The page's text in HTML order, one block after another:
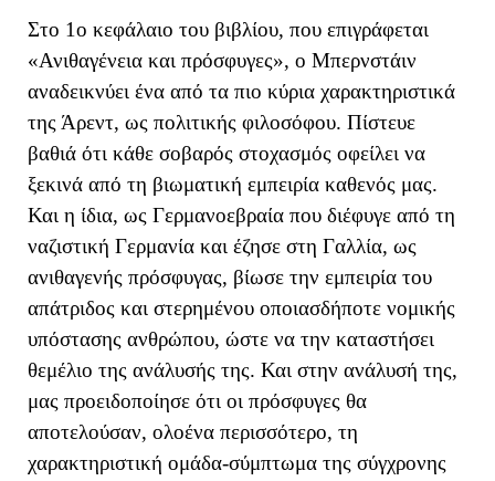
Στο 1ο κεφάλαιο του βιβλίου, που επιγράφεται
«Ανιθαγένεια και πρόσφυγες», ο Μπερνστάιν
αναδεικνύει ένα από τα πιο κύρια χαρακτηριστικά
της Άρεντ, ως πολιτικής φιλοσόφου. Πίστευε
βαθιά ότι κάθε σοβαρός στοχασμός οφείλει να
ξεκινά από τη βιωματική εμπειρία καθενός μας.
Και η ίδια, ως Γερμανοεβραία που διέφυγε από τη
ναζιστική Γερμανία και έζησε στη Γαλλία, ως
ανιθαγενής πρόσφυγας, βίωσε την εμπειρία του
απάτριδος και στερημένου οποιασδήποτε νομικής
υπόστασης ανθρώπου, ώστε να την καταστήσει
θεμέλιο της ανάλυσής της. Και στην ανάλυσή της,
μας προειδοποίησε ότι οι πρόσφυγες θα
αποτελούσαν, ολοένα περισσότερο, τη
χαρακτηριστική ομάδα-σύμπτωμα της σύγχρονης